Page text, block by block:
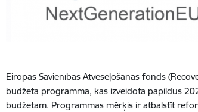
Eiropas Savienības Atveseļošanas fonds
budžeta programma, kas izveidota papildus
budžetam. Programmas mērķis ir atbalstīt